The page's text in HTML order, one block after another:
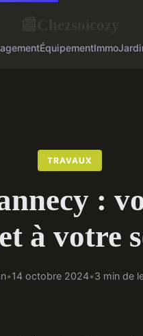
ÉquipementImmo
TRAVAUX
:
à votre
•14 octobre 2024•3 min de